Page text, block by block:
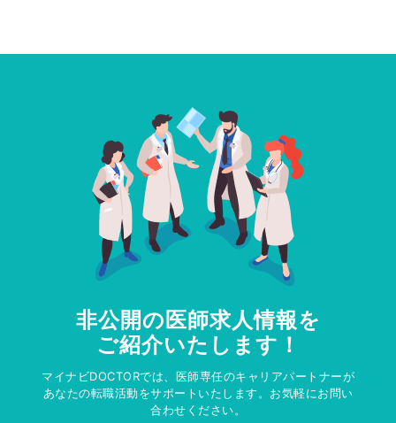
非公開の医師求人情報を
ご紹介いたします！
マイナビDOCTORでは、医師専任のキャリアパートナーが
あなたの転職活動をサポートいたします。お気軽にお問い
合わせください。